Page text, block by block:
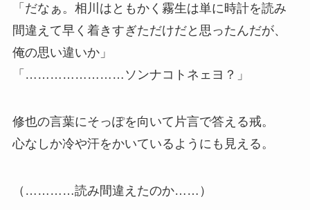
「だなぁ。相川はともかく霧生は単に時計を読み
間違えて早く着きすぎただけだと思ったんだが、
俺の思い違いか」
「……………………ソンナコトネェヨ？」
修也の言葉にそっぽを向いて片言で答える戒。
心なしか冷や汗をかいているようにも見える。
（…………読み間違えたのか……）